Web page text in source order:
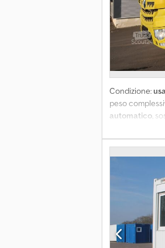
Condizione:
peso
automatico,
crociera, fari
Impianto
Portellone
trattore: